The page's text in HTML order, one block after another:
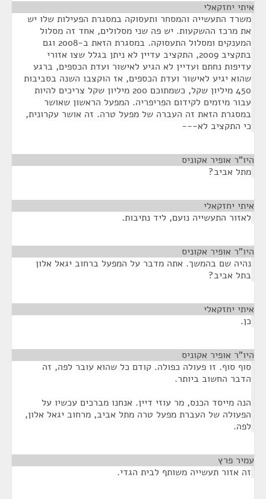
איתי יחזקאלי
משרד התעשייה והמסחר ותעסוקה במסגרת הפעילות שלו יש
את מרכז ההשקעות. יש פה שני מסלולים, אחד זה מסלול
המענקים ומסלול התעסוקה. במסגרת הזאת ב-2008 וגם
בתקציב 2009, התקציב עדיין לא ניתן בגלל שצו אזורי
עדיפות נחתם ועדיין לא הגיע לאישור ועדת הכספים, ברגע
שהוא יגיע לאישור ועדת הכספים, אז הוקצבו השנה בסביבות
450 מיליון שקל, כשמתוכם 200 מיליון שקל צריכים להיות
עבור מיזמים לקידום הפריפריה. המפעל הראשון שאושר
במסגרת הזאת זה העברה של מפעל טרה. זה אושר עקרונית,
כי התקציב לא---
היו"ר אופיר אקוניס
מתל אביב?
איתי יחזקאלי
לאזור התעשייה נועם, ליד נתיבות.
היו"ר אופיר אקוניס
נהיה שם בהמשך. אתה מדבר על המפעל ברחוב יגאל אלון
בתל אביב?
איתי יחזקאלי
כן.
היו"ר אופיר אקוניס
סוף סוף. זו פעולה כפולה. קודם כל שהוא עובר לפה, זה
הדבר החשוב ביותר.
הנה מייסד הכנס, מר עוזי דיין. אנחנו מברכים עכשיו על
הפעולה של העברת מפעל טרה מתל אביב, מרחוב יגאל אלון,
לפה.
עמיר פרץ
זה אזור תעשייה משותף לבית הגדי.